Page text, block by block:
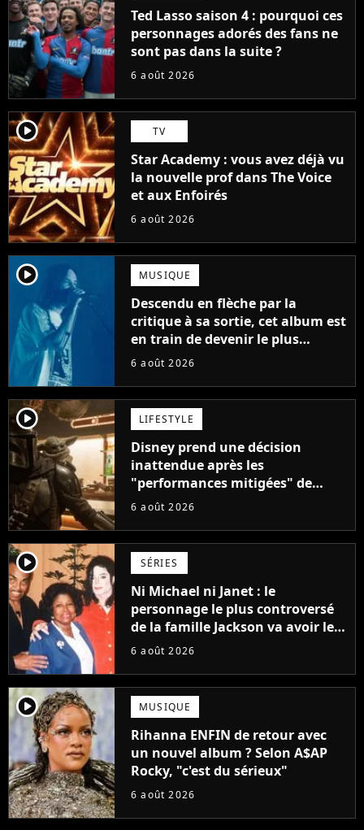
Ted Lasso saison 4 : pourquoi ces
personnages adorés des fans ne
sont pas dans la suite ?
6 août 2026
player2 TV
Star Academy : vous avez déjà vu
la nouvelle prof dans The Voice
et aux Enfoirés
6 août 2026
player2 MUSIQUE
Descendu en flèche par la
critique à sa sortie, cet album est
en train de devenir le plus
populaire de son auteur
6 août 2026
player2 LIFESTYLE
Disney prend une décision
inattendue après les
"performances mitigées" de
Vaiana et The Mandalorian &
6 août 2026
player2 SÉRIES
Ni Michael ni Janet : le
personnage le plus controversé
de la famille Jackson va avoir le
droit à sa propre série
6 août 2026
player2 MUSIQUE
Rihanna ENFIN de retour avec
un nouvel album ? Selon A$AP
Rocky, "c'est du sérieux"
6 août 2026